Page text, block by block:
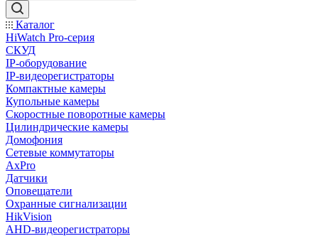
Каталог
HiWatch Pro-серия
CКУД
IP-оборудование
IP-видеорегистраторы
Компактные камеры
Купольные камеры
Скоростные поворотные камеры
Цилиндрические камеры
Домофония
Сетевые коммутаторы
AxPro
Датчики
Оповещатели
Охранные сигнализации
HikVision
AHD-видеорегистраторы